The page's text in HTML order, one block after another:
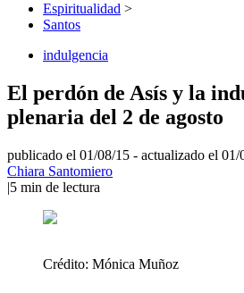
Espiritualidad >
Santos
indulgencia
El perdón de Asís y la
plenaria del 2 de agosto
publicado el 01/08/15 - actualizado el 01/
Chiara Santomiero
|5 min de lectura
Crédito: Mónica Muñoz